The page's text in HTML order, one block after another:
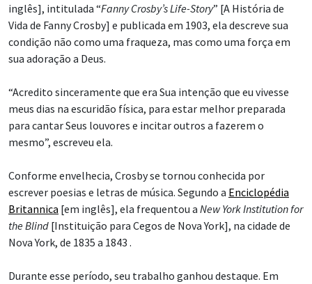
inglês], intitulada “Fanny Crosby’s Life-Story” [A História de
Vida de Fanny Crosby] e publicada em 1903, ela descreve sua
condição não como uma fraqueza, mas como uma força em
sua adoração a Deus.
“Acredito sinceramente que era Sua intenção que eu vivesse
meus dias na escuridão física, para estar melhor preparada
para cantar Seus louvores e incitar outros a fazerem o
mesmo”, escreveu ela.
Conforme envelhecia, Crosby se tornou conhecida por
escrever poesias e letras de música. Segundo a Enciclopédia
Britannica [em inglês], ela frequentou a New York Institution for
the Blind [Instituição para Cegos de Nova York], na cidade de
Nova York, de 1835 a 1843 .
Durante esse período, seu trabalho ganhou destaque. Em